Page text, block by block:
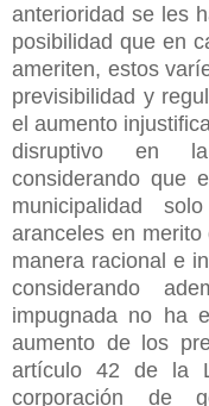
anterioridad se les
posibilidad que en
ameriten, estos
previsibilidad y
el aumento
disruptivo en
considerando que
municipalidad
aranceles en
manera racional e
considerando
impugnada no ha
aumento de los
artículo 42 de la
corporación de